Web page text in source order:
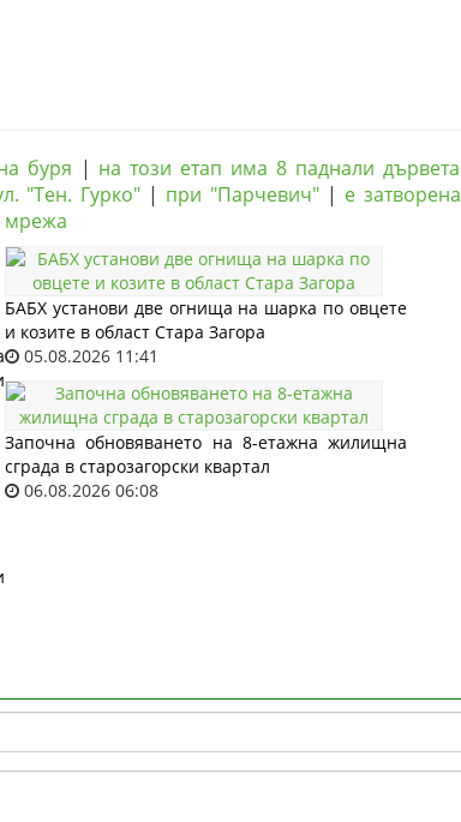
буря | на този етап има 8 паднали дървета
"Тен. Гурко"| при "Парчевич"| е затворена
мрежа
БАБХ установи две огнища на шарка по овцете
и козите в област Стара Загора
05.08.2026 11:41
Започна обновяването на 8-етажна жилищна
сграда в старозагорски квартал
06.08.2026 06:08